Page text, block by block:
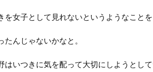
を女子として見れないというようなことを
んじゃないかなと。
はいつきに気を配って大切にしようとして